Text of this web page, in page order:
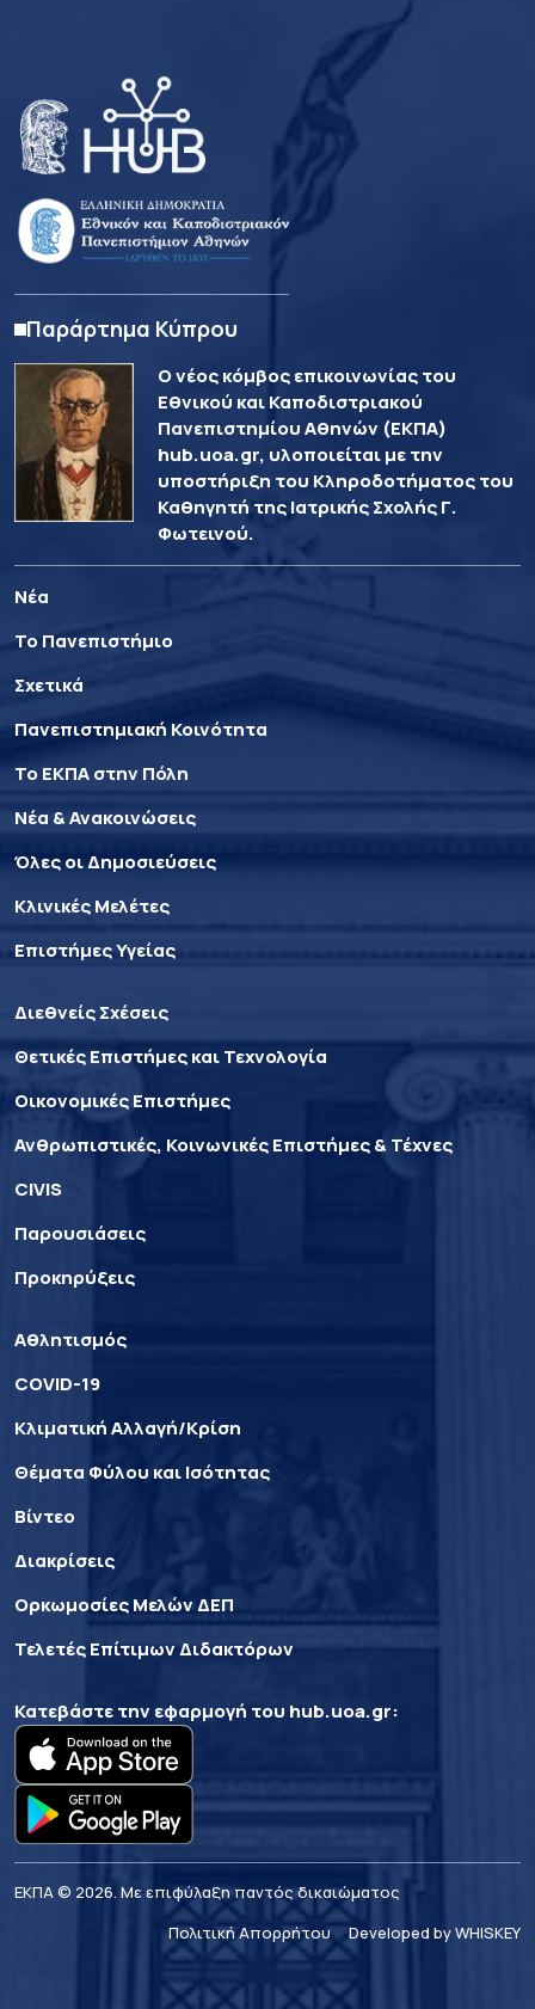
Παράρτημα Κύπρου
Ο νέος κόμβος επικοινωνίας του
Εθνικού και Καποδιστριακού
Πανεπιστημίου Αθηνών (ΕΚΠΑ)
hub.uoa.gr, υλοποιείται με την
υποστήριξη του Κληροδοτήματος του
Καθηγητή της Ιατρικής Σχολής Γ.
Φωτεινού.
Νέα
Το Πανεπιστήμιο
Σχετικά
Πανεπιστημιακή Κοινότητα
Το ΕΚΠΑ στην Πόλη
Νέα & Ανακοινώσεις
Όλες οι Δημοσιεύσεις
Κλινικές Μελέτες
Επιστήμες Υγείας
Διεθνείς Σχέσεις
Θετικές Επιστήμες και Τεχνολογία
Οικονομικές Επιστήμες
Ανθρωπιστικές, Κοινωνικές Επιστήμες & Τέχνες
CIVIS
Παρουσιάσεις
Προκηρύξεις
Αθλητισμός
COVID-19
Κλιματική Αλλαγή/Κρίση
Θέματα Φύλου και Ισότητας
Βίντεο
Διακρίσεις
Ορκωμοσίες Μελών ΔΕΠ
Τελετές Επίτιμων Διδακτόρων
Κατεβάστε την εφαρμογή του hub.uoa.gr:
ΕΚΠΑ © 2026. Με επιφύλαξη παντός δικαιώματος
Πολιτική Απορρήτου
Developed by WHISKEY